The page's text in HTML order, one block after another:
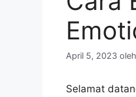
April 5, 2023 oleh
Selamat